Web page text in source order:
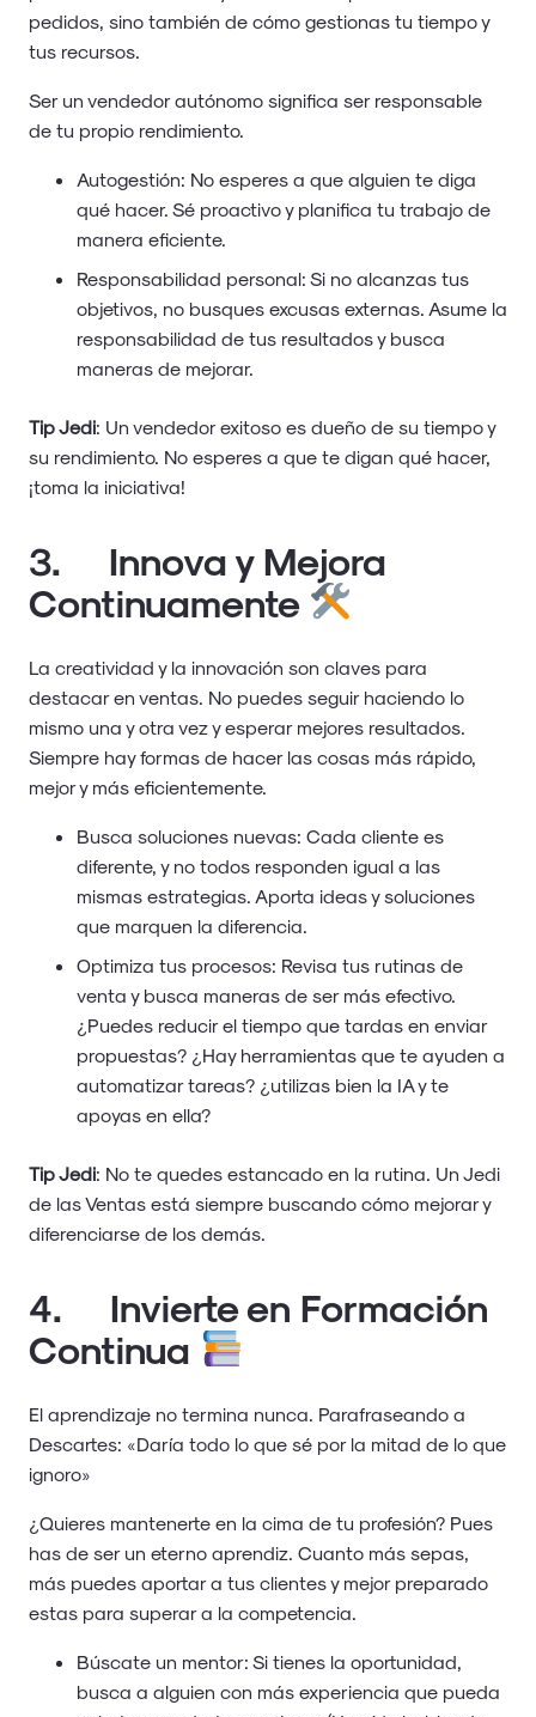
pedidos, sino también de cómo gestionas tu tiempo y
tus recursos.
Ser un vendedor autónomo significa ser responsable
de tu propio rendimiento.
Autogestión: No esperes a que alguien te diga
qué hacer. Sé proactivo y planifica tu trabajo de
manera eficiente.
Responsabilidad personal: Si no alcanzas tus
objetivos, no busques excusas externas. Asume la
responsabilidad de tus resultados y busca
maneras de mejorar.
Tip Jedi: Un vendedor exitoso es dueño de su tiempo y
su rendimiento. No esperes a que te digan qué hacer,
¡toma la iniciativa!
3. Innova y Mejora
Continuamente
La creatividad y la innovación son claves para
destacar en ventas. No puedes seguir haciendo lo
mismo una y otra vez y esperar mejores resultados.
Siempre hay formas de hacer las cosas más rápido,
mejor y más eficientemente.
Busca soluciones nuevas: Cada cliente es
diferente, y no todos responden igual a las
mismas estrategias. Aporta ideas y soluciones
que marquen la diferencia.
Optimiza tus procesos: Revisa tus rutinas de
venta y busca maneras de ser más efectivo.
¿Puedes reducir el tiempo que tardas en enviar
propuestas? ¿Hay herramientas que te ayuden a
automatizar tareas? ¿utilizas bien la IA y te
apoyas en ella?
Tip Jedi: No te quedes estancado en la rutina. Un Jedi
de las Ventas está siempre buscando cómo mejorar y
diferenciarse de los demás.
4. Invierte en Formación
Continua
El aprendizaje no termina nunca. Parafraseando a
Descartes: «Daría todo lo que sé por la mitad de lo que
ignoro»
¿Quieres mantenerte en la cima de tu profesión? Pues
has de ser un eterno aprendiz. Cuanto más sepas,
más puedes aportar a tus clientes y mejor preparado
estas para superar a la competencia.
Búscate un mentor: Si tienes la oportunidad,
busca a alguien con más experiencia que pueda